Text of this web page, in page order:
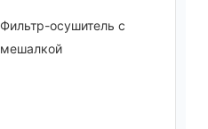
Фильтр-осушитель с
мешалкой